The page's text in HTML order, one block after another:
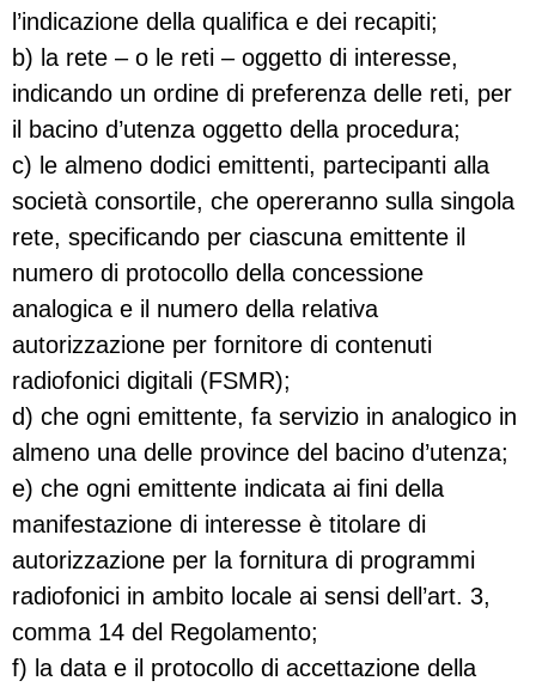
l’indicazione della qualifica e dei recapiti;
b) la rete – o le reti – oggetto di interesse,
indicando un ordine di preferenza delle reti, per
il bacino d’utenza oggetto della procedura;
c) le almeno dodici emittenti, partecipanti alla
società consortile, che opereranno sulla singola
rete, specificando per ciascuna emittente il
numero di protocollo della concessione
analogica e il numero della relativa
autorizzazione per fornitore di contenuti
radiofonici digitali (FSMR);
d) che ogni emittente, fa servizio in analogico in
almeno una delle province del bacino d’utenza;
e) che ogni emittente indicata ai fini della
manifestazione di interesse è titolare di
autorizzazione per la fornitura di programmi
radiofonici in ambito locale ai sensi dell’art. 3,
comma 14 del Regolamento;
f) la data e il protocollo di accettazione della